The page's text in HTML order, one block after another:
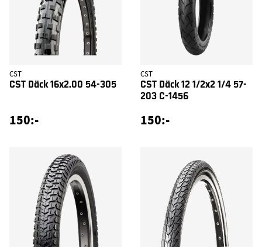
CST
CST Däck 16x2.00 54-305
150:-
CST
CST Däck 12 1/2x2 1/4 57-
203 C-1456
150:-